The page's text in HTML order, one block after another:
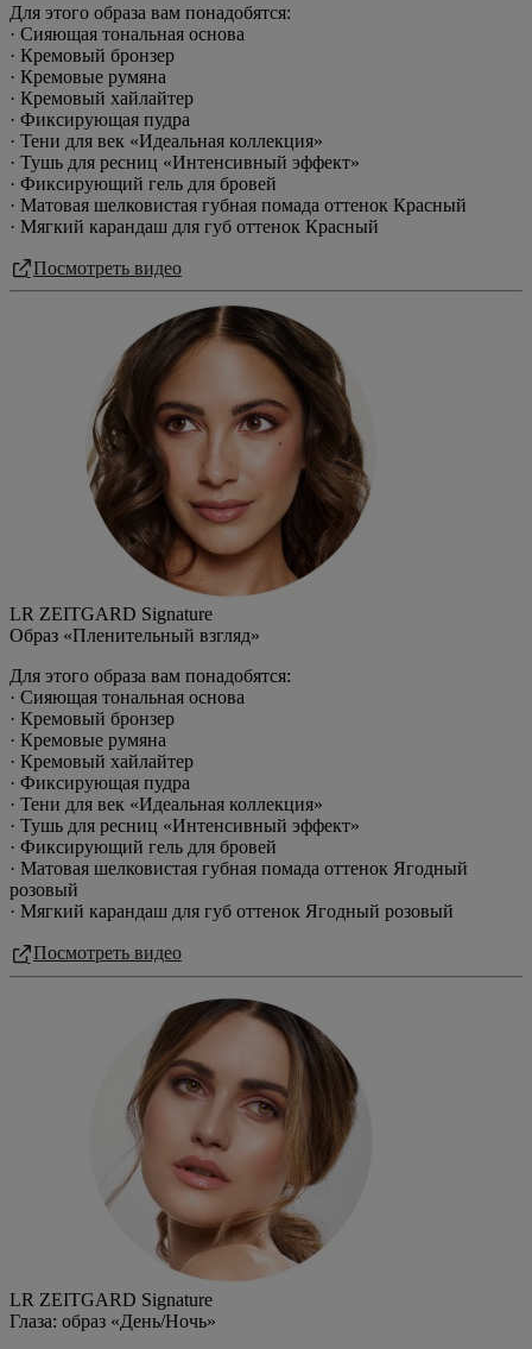
Для этого образа вам понадобятся:
· Сияющая тональная основа
· Кремовый бронзер
· Кремовые румяна
· Кремовый хайлайтер
· Фиксирующая пудра
· Тени для век «Идеальная коллекция»
· Тушь для ресниц «Интенсивный эффект»
· Фиксирующий гель для бровей
· Матовая шелковистая губная помада оттенок Красный
· Мягкий карандаш для губ оттенок Красный
Посмотреть видео
LR ZEITGARD Signature
Образ «Пленительный взгляд»
Для этого образа вам понадобятся:
· Сияющая тональная основа
· Кремовый бронзер
· Кремовые румяна
· Кремовый хайлайтер
· Фиксирующая пудра
· Тени для век «Идеальная коллекция»
· Тушь для ресниц «Интенсивный эффект»
· Фиксирующий гель для бровей
· Матовая шелковистая губная помада оттенок Ягодный
розовый
· Мягкий карандаш для губ оттенок Ягодный розовый
Посмотреть видео
LR ZEITGARD Signature
Глаза: образ «День/Ночь»